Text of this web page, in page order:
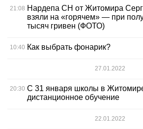
21:08 Нардепа СН от Житомира
взяли на «горячем» — при
тысяч гривен (ФОТО)
10:40 Как выбрать фонарик?
27.01.2022
20:30 С 31 января школы в
дистанционное обучение
22.01.2022